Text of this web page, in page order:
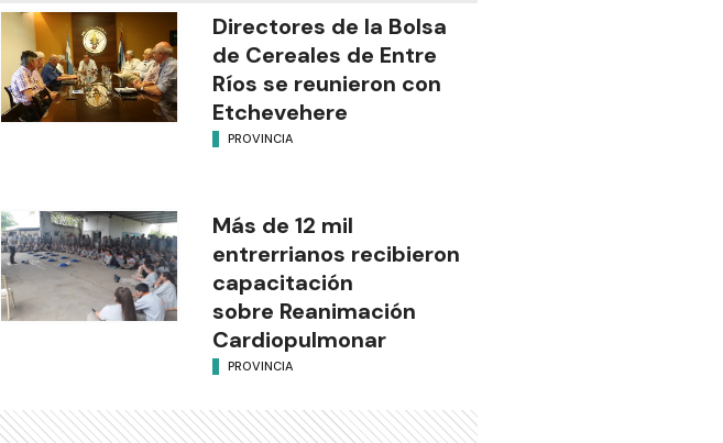
Directores de la Bolsa
de Cereales de Entre
Ríos se reunieron con
Etchevehere
PROVINCIA
Más de 12 mil
entrerrianos recibieron
capacitación
sobre Reanimación
Cardiopulmonar
PROVINCIA